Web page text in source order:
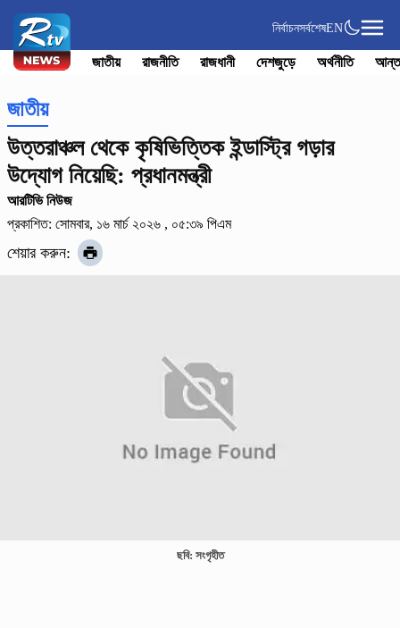
নির্বাচনসর্বশেষEN
জাতীয় রাজনীতি রাজধানী দেশজুড়ে অর্থনীতি
জাতীয়
উত্তরাঞ্চল থেকে কৃষিভিত্তিক ইন্ডাস্ট্রি গড়ার
উদ্যোগ নিয়েছি: প্রধানমন্ত্রী
আরটিভি নিউজ
প্রকাশিত: সোমবার, ১৬ মার্চ ২০২৬ , ০৫:৩৯ পিএম
শেয়ার করুন:
ছবি: সংগৃহীত